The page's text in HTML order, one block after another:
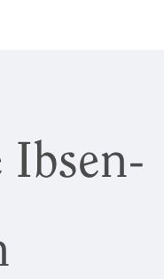
Ibsen-